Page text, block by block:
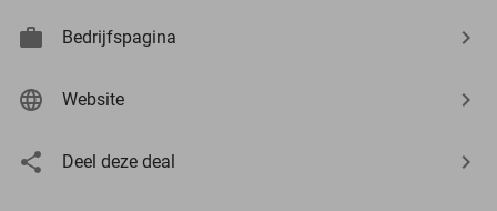
Bedrijfspagina
Website
Deel deze deal